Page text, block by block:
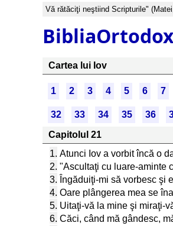
Vă rătăciţi neştiind Scripturile"
Cartea lui Iov
1 2 3 4 5 6 7
32 33 34 35 36
Capitolul 21
1. Atunci Iov a vorbit încă o
2. "Ascultaţi cu luare-aminte
3. Îngăduiţi-mi să vorbesc şi
4. Oare plângerea mea se
5. Uitaţi-vă la mine şi miraţi-
6. Căci, când mă gândesc,